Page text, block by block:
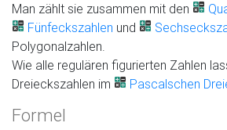
Man zählt sie zusammen mit den
Fünfeckszahlen und
Polygonalzahlen.
Wie alle regulären figurierten Zahlen
Dreieckszahlen im
Pascalschen
Formel